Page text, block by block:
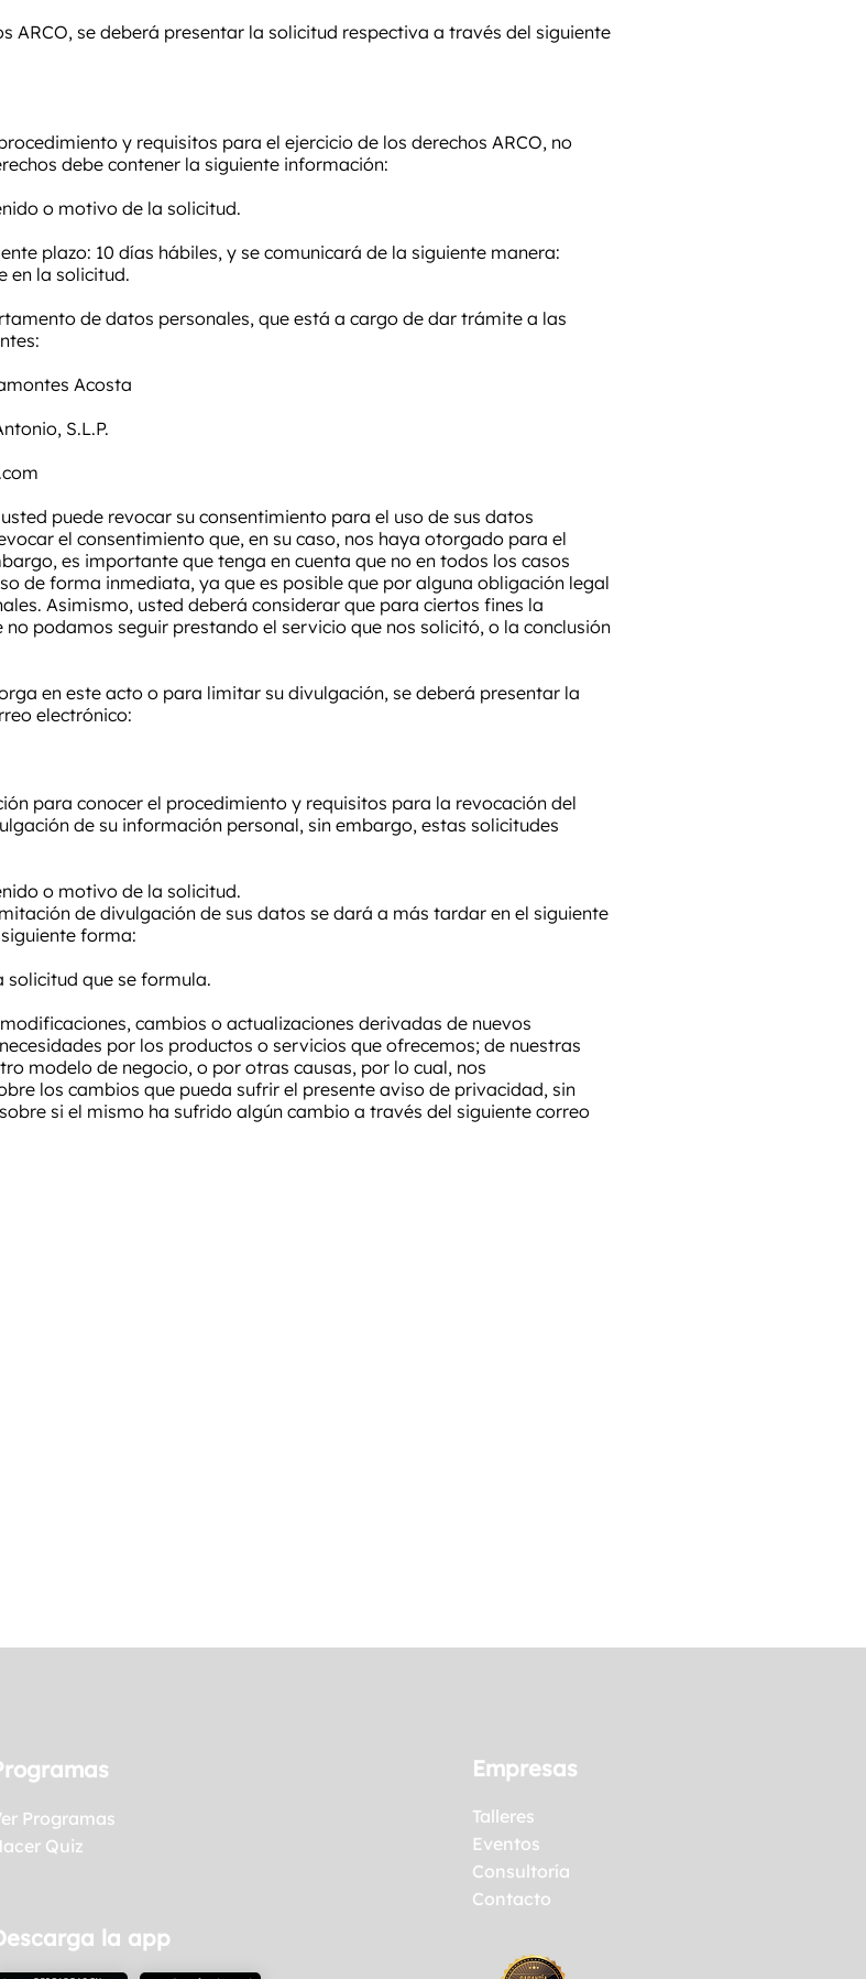
ARCO, se deberá presentar la solicitud respectiva a través del siguiente
y requisitos para el ejercicio de los derechos ARCO, no
debe contener la siguiente información:
o motivo de la solicitud.
plazo: 10 días hábiles, y se comunicará de la siguiente manera:
en la solicitud.
de datos personales, que está a cargo de dar trámite a las
Acosta
S.L.P.
puede revocar su consentimiento para el uso de sus datos
el consentimiento que, en su caso, nos haya otorgado para el
es importante que tenga en cuenta que no en todos los casos
de forma inmediata, ya que es posible que por alguna obligación legal
Asimismo, usted deberá considerar que para ciertos fines la
podamos seguir prestando el servicio que nos solicitó, o la conclusión
en este acto o para limitar su divulgación, se deberá presentar la
electrónico:
para conocer el procedimiento y requisitos para la revocación del
de su información personal, sin embargo, estas solicitudes
o motivo de la solicitud.
de divulgación de sus datos se dará a más tardar en el siguiente
forma:
solicitud que se formula.
cambios o actualizaciones derivadas de nuevos
por los productos o servicios que ofrecemos; de nuestras
modelo de negocio, o por otras causas, por lo cual, nos
los cambios que pueda sufrir el presente aviso de privacidad, sin
si el mismo ha sufrido algún cambio a través del siguiente correo
Programas
Quiz
la app
Empresas
Talleres
Eventos
Consultoría
Contacto